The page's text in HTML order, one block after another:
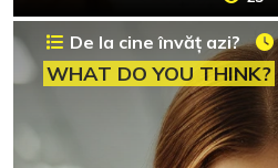
De la cine învăț azi?
WHAT DO YOU THINK?